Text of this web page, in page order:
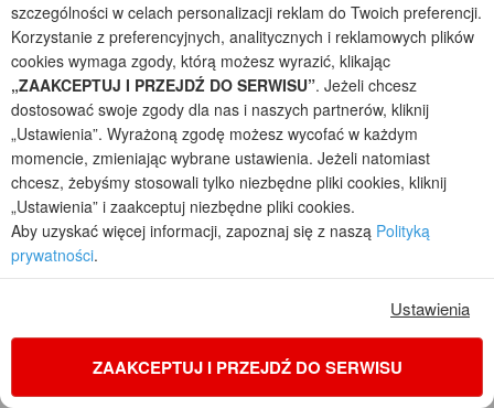
Biuro Projektów ARCHON+ już od ponad 35 lat tworzy wyjątkowe
projekty, które tysiącom rodzin pozwoliły zrealizować marzenia o
pięknym i komfortowym domu oraz stały się podstawą wielu
udanych inwestycji deweloperskich. Stawiamy na wysoką jakość
dokumentacji projektowej, dzięki temu zyskaliśmy wśród
Inwestorów opinię solidnej i godnej zaufania firmy. Nasze projekty
domów wyróżniają się szerokim zakresem opracowania
dokumentacji, zawierają szczegółowo rozrysowaną i opisaną
zarówno część architektoniczną, konstrukcyjną, jak i instalacyjną.
Mogą Państwo być pewni, że dokumentacja techniczna spełnia
najwyższe standardy, ponieważ jest weryfikowana na kolejnych
konstruktorów, instalatorów i kosztorysantów. Potwierdzeniem
oryginalności oraz najwyższej jakości projektów są hologramy,
szczególności w celach personalizacji reklam do Twoich preferencji.
Korzystanie z preferencyjnych, analitycznych i reklamowych plików
cookies wymaga zgody, którą możesz wyrazić, klikając
„ZAAKCEPTUJ I PRZEJDŹ DO SERWISU”. Jeżeli chcesz
dostosować swoje zgody dla nas i naszych partnerów, kliknij
„Ustawienia”. Wyrażoną zgodę możesz wycofać w każdym
momencie, zmieniając wybrane ustawienia. Jeżeli natomiast
chcesz, żebyśmy stosowali tylko niezbędne pliki cookies, kliknij
„Ustawienia” i zaakceptuj niezbędne pliki cookies.
Aby uzyskać więcej informacji, zapoznaj się z naszą Polityką
prywatności.
Ustawienia
ZAAKCEPTUJ I PRZEJDŹ DO SERWISU